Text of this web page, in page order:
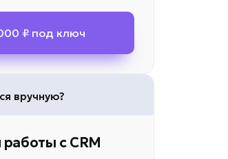
₽ под ключ
вручную?
с CRM